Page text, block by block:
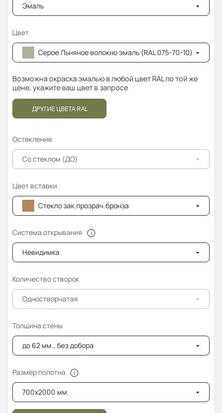
Эмаль
Цвет
Серое Льняное волокно эмаль (RAL 075-70-10)
Возможна окраска эмалью в любой цвет RAL по той же
цене, укажите ваш цвет в запросе
ДРУГИЕ ЦВЕТА RAL
Остекление
Со стеклом (ДО)
Цвет вставки
Стекло зак.прозрач.бронза
Система открывания
Невидимка
Количество створок
Одностворчатая
Толщина стены
до 62 мм., без добора
Размер полотна
700x2000 мм.